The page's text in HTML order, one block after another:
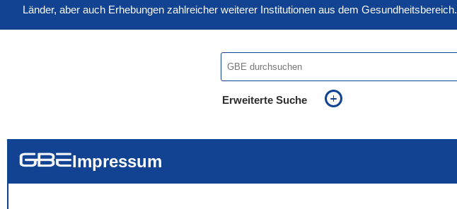
Länder, aber auch Erhebungen zahlreicher weiterer Institutionen aus dem Gesundheitsbereich.
Erweiterte Suche
Impressum